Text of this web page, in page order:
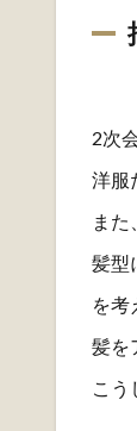
2次
洋服
ま
髪型
を考
髪を
こう